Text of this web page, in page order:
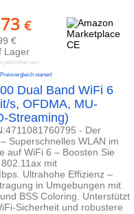
€
€
Lager
jetzt höher sein
starten!
Dual Band WiFi 6
s, OFDMA, MU-
Streaming)
- Der
Superschnelles WLAN im
auf WiFi 6 – Boosten Sie
mit
Ultrahohe Effizienz –
in Umgebungen mit
BSS Coloring. Unterstützt
Sicherheit und robustere